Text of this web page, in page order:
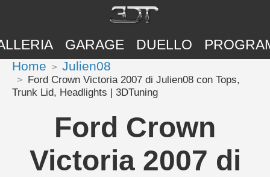
GARAGE DUELLO
Home Julien08
Ford Crown Victoria 2007 di Julien08 con Tops,
Trunk Lid, Headlights | 3DTuning
Ford Crown
Victoria 2007 di